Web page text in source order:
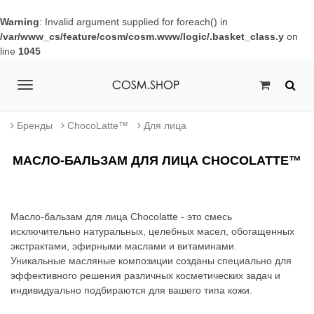
Warning: Invalid argument supplied for foreach() in
/var/www_cs/feature/cosm/cosm.www/logic/.basket_class.y on
line 1045
T
o
g
e
n
a
v
Бренды ChocoLatte™ Для лица
МАСЛО-БАЛЬЗАМ ДЛЯ ЛИЦА CHOCOLATTE™
Масло-бальзам для лица Chocolatte - это смесь
исключительно натуральных, целебных масел, обогащенных
экстрактами, эфирными маслами и витаминами.
Уникальные масляные композиции созданы специально для
эффективного решения различных косметических задач и
индивидуально подбираются для вашего типа кожи.